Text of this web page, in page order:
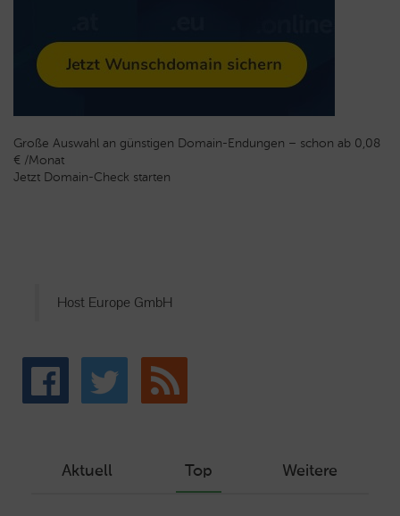
Große Auswahl an günstigen Domain-Endungen – schon ab 0,08
€ /Monat
Jetzt Domain-Check starten
Host Europe GmbH
Aktuell Top Weitere